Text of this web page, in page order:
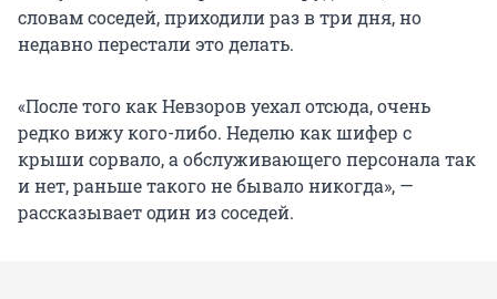
словам соседей, приходили раз в три дня, но
недавно перестали это делать.
«После того как Невзоров уехал отсюда, очень
редко вижу кого-либо. Неделю как шифер с
крыши сорвало, а обслуживающего персонала так
и нет, раньше такого не бывало никогда», —
рассказывает один из соседей.